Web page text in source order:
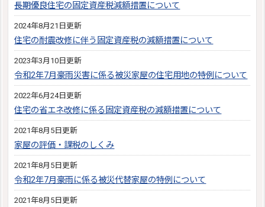
長期優良住宅の固定資産税減額措置について
2024年8月21日更新
住宅の耐震改修に伴う固定資産税の減額措置について
2023年3月10日更新
令和2年7月豪雨災害に係る被災家屋の住宅用地の特例について
2022年6月24日更新
住宅の省エネ改修に係る固定資産税の減額措置について
2021年8月5日更新
家屋の評価・課税のしくみ
2021年8月5日更新
令和2年7月豪雨に係る被災代替家屋の特例について
2021年8月5日更新